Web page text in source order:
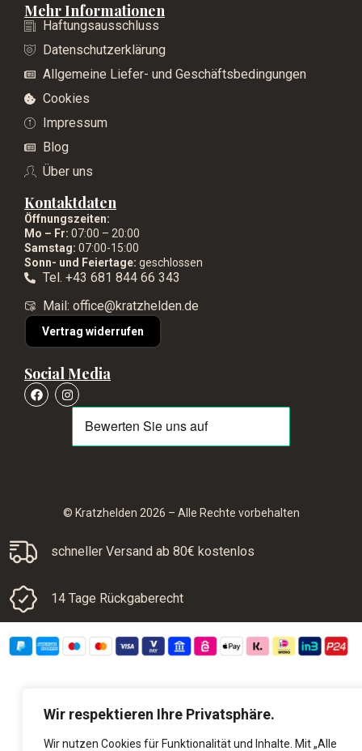
Wir respektieren Ihre Privatsphäre.
Wir nutzen Cookies für Funktionalität und Inhalte. Mit „Alle
Mehr Informationen
Haftungsausschluss
Datenschutzerklärung
Allgemeine Liefer- und Geschäftsbedingungen
Cookies
Impressum
Blog
Über uns
Kontaktdaten
Öffnungszeiten:
Mo – Fr: 07:00 – 20:00
Samstag: 07:00-15:00
Sonn- und Feiertage: geschlossen
Tel. +43 681 844 66 343
Mail: office@kratzhelden.de
Vertrag widerrufen
Social Media
© Kratzhelden 2026 – Alle Rechte vorbehalten
schneller Versand ab 80€ kostenlos
14 Tage Rückgaberecht